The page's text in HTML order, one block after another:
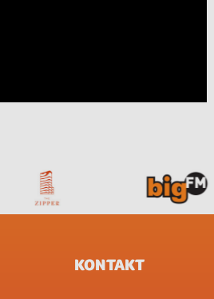
KONTAKT